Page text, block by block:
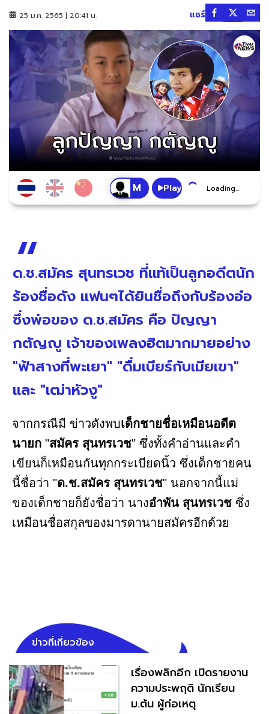
25 ม.ค. 2565 | 20:41 น. แชร์
Play Loading...
ด.ช.สมัคร สุนทรเวช ที่แท้เป็นลูกอดีตนัก
ร้องชื่อดัง แฟนๆได้ยินชื่อถึงกับร้องอ๋อ
ซึ่งพ่อของ ด.ช.สมัคร คือ ปัญญา
กตัญญู เจ้าของเพลงฮิตมากมายอย่าง
"ฟ้าสางที่พะเยา" "ดื่มเบียร์กับเมียเขา"
และ "เฒ่าหัวงู"
จากกรณีมี ข่าวดังพบเด็กชายชื่อเหมือนอดีต
นายก "สมัคร สุนทรเวช" ซึ่งทั้งคำอ่านและคำ
เขียนก็เหมือนกันทุกกระเบียดนิ้ว ซึ่งเด็กชายคน
นี้ชื่อว่า "ด.ช.สมัคร สุนทรเวช" นอกจากนี้แม่
ของเด็กชายก็ยังชื่อว่า นางอำพัน สุนทรเวช ซึ่ง
เหมือนชื่อสกุลของมารดานายสมัครอีกด้วย
ข่าวที่เกี่ยวข้อง
เรื่องพลิกอีก เปิดรายงาน
ความประพฤติ นักเรียน
ม.ต้น ผู้ก่อเหตุ